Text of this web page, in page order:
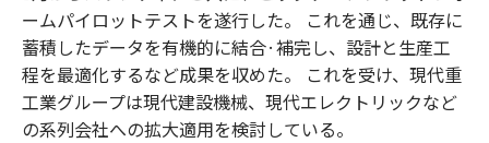
ームパイロットテストを遂行した。 これを通じ、既存に
蓄積したデータを有機的に結合·補完し、設計と生産工
程を最適化するなど成果を収めた。 これを受け、現代重
工業グループは現代建設機械、現代エレクトリックなど
の系列会社への拡大適用を検討している。